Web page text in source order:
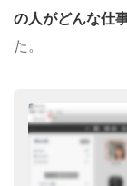
の人がどんな仕
た。